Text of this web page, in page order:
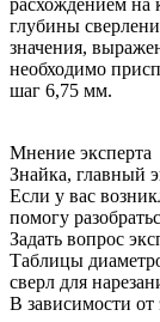
глубины
значения,
необходимо
шаг 6,75 мм.
Мнение эксперта
Знайка, главный
Если у вас
помогу
Задать вопрос
Таблицы
сверл для
В зависимости от